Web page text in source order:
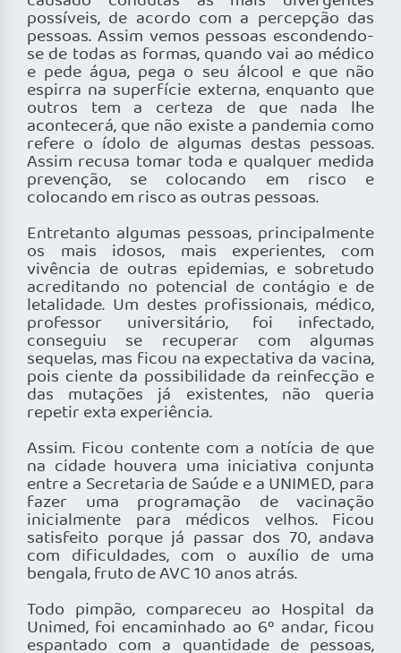
possíveis, de acordo com a percepção das
pessoas. Assim vemos pessoas escondendo-
se de todas as formas, quando vai ao médico
e pede água, pega o seu álcool e que não
espirra na superfície externa, enquanto que
outros tem a certeza de que nada lhe
acontecerá, que não existe a pandemia como
refere o ídolo de algumas destas pessoas.
Assim recusa tomar toda e qualquer medida
prevenção, se colocando em risco e
colocando em risco as outras pessoas.
Entretanto algumas pessoas, principalmente
os mais idosos, mais experientes, com
vivência de outras epidemias, e sobretudo
acreditando no potencial de contágio e de
letalidade. Um destes profissionais, médico,
professor universitário, foi infectado,
conseguiu se recuperar com algumas
sequelas, mas ficou na expectativa da vacina,
pois ciente da possibilidade da reinfecção e
das mutações já existentes, não queria
repetir exta experiência.
Assim. Ficou contente com a notícia de que
na cidade houvera uma iniciativa conjunta
entre a Secretaria de Saúde e a UNIMED, para
fazer uma programação de vacinação
inicialmente para médicos velhos. Ficou
satisfeito porque já passar dos 70, andava
com dificuldades, com o auxílio de uma
bengala, fruto de AVC 10 anos atrás.
Todo pimpão, compareceu ao Hospital da
Unimed, foi encaminhado ao 6º andar, ficou
espantado com a quantidade de pessoas,